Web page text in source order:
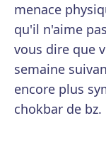
menace
qu'il n'aime
vous dire que
semaine
encore plus
chokbar de bz.